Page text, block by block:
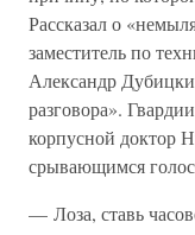
Рассказал о
заместитель по
Александр
разговора».
корпусной доктор
срывающимся
— Лоза, ставь